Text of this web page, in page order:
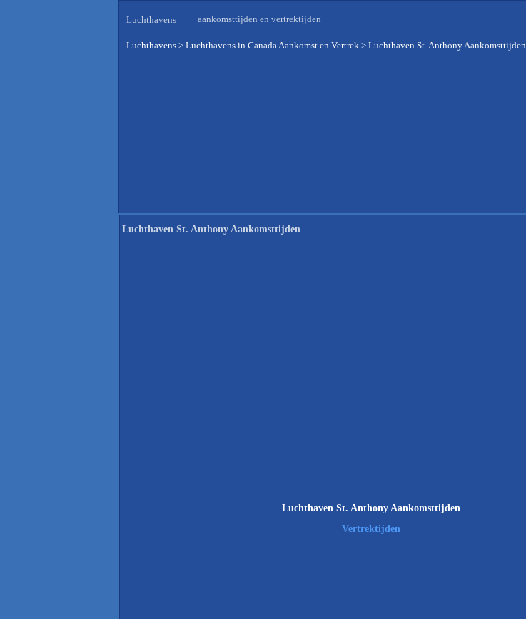
Luchthavens aankomsttijden en vertrektijden
Luchthavens > Luchthavens in Canada Aankomst en Vertrek > Luchthaven St. Anthony Aankomsttijden
Luchthaven St. Anthony Aankomsttijden
Luchthaven St. Anthony Aankomsttijden
Vertrektijden